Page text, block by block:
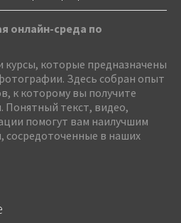
онлайн-среда по
курсы, которые предназначены
Здесь собран опыт
к которому вы получите
Понятный текст, видео,
помогут вам наилучшим
сосредоточенные в наших